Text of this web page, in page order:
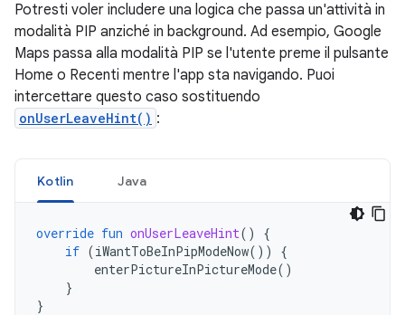
Potresti voler includere una logica che passa un'attività in
modalità PIP anziché in background. Ad esempio, Google
Maps passa alla modalità PIP se l'utente preme il pulsante
Home o Recenti mentre l'app sta navigando. Puoi
intercettare questo caso sostituendo
onUserLeaveHint() :
Kotlin Java
override fun onUserLeaveHint()
{
if (iWantToBeInPipModeNow())
{
enterPictureInPictureMode()
}
}